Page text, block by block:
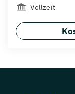
Vollzeit